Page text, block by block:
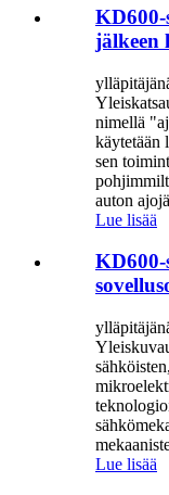
jälkeen
nimellä
käytetään
sen
auton
Lue lisää
Lue lisää